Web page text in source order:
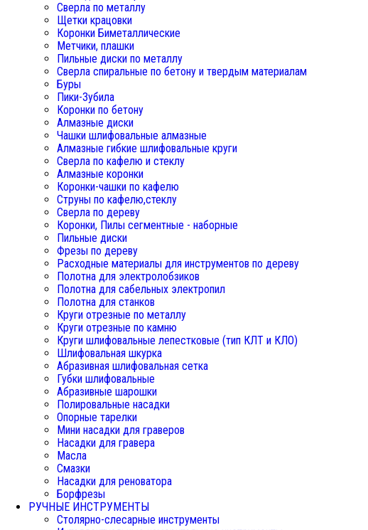
Сверла по металлу
Щетки крацовки
Коронки Биметаллические
Метчики, плашки
Пильные диски по металлу
Сверла спиральные по бетону и твердым материалам
Буры
Пики-Зубила
Коронки по бетону
Алмазные диски
Чашки шлифовальные алмазные
Алмазные гибкие шлифовальные круги
Сверла по кафелю и стеклу
Алмазные коронки
Коронки-чашки по кафелю
Струны по кафелю,стеклу
Сверла по дереву
Коронки, Пилы сегментные - наборные
Пильные диски
Фрезы по дереву
Расходные материалы для инструментов по дереву
Полотна для электролобзиков
Полотна для сабельных электропил
Полотна для станков
Круги отрезные по металлу
Круги отрезные по камню
Круги шлифовальные лепестковые (тип КЛТ и КЛО)
Шлифовальная шкурка
Абразивная шлифовальная сетка
Губки шлифовальные
Абразивные шарошки
Полировальные насадки
Опорные тарелки
Мини насадки для граверов
Насадки для гравера
Масла
Смазки
Насадки для реноватора
Борфрезы
РУЧНЫЕ ИНСТРУМЕНТЫ
Столярно-слесарные инструменты